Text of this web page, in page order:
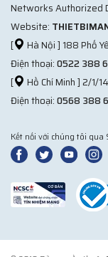
Networks Authorized
Website:
[
Hà Nội ] 188 Phố
Điện thoại:0522 388
[
Hồ Chí Minh ] 2/1/
Điện thoại:0568 388
Kết nối với chúng tôi qua